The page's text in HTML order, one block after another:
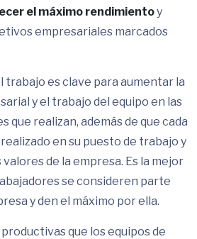
el máximo rendimientoy
empresariales marcados
trabajo es clave para aumentar la
y el trabajo del equipo en las
que realizan, además de que cada
en su puesto de trabajo y
de la empresa. Es la mejor
se consideren parte
y den el máximo por ella.
productivas que los equipos de